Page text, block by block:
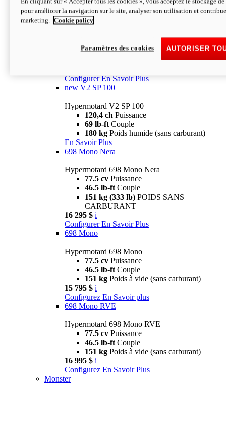
Configurer En Savoir Plus
newV2 SP
69 lb-ftCouple
Poids humide (sans carburant)
Configurer En Savoir Plus
new V2 SP 100
Hypermotard V2 SP 100
120,4 ch Puissance
69 lb-ft Couple
180 kg Poids humide (sans carburant)
En Savoir Plus
698 Mono Nera
Hypermotard 698 Mono Nera
77.5 cv Puissance
46.5 lb-ft Couple
151 kg (333 lb) POIDS SANS
CARBURANT
16 295 $ i
Configurer En Savoir Plus
698 Mono
Hypermotard 698 Mono
77.5 cv Puissance
46.5 lb-ft Couple
151 kg Poids à vide (sans carburant)
15 795 $ i
Configurez En Savoir plus
698 Mono RVE
Hypermotard 698 Mono RVE
77.5 cv Puissance
46.5 lb-ft Couple
151 kg Poids à vide (sans carburant)
16 995 $ i
Configurez En Savoir Plus
Monster
pour améliorer la navigation sur le site, analyser son utilisation et
marketing.
Cookie policy
AUTORISER
Paramètres des cookies